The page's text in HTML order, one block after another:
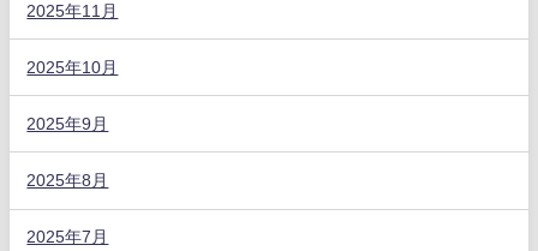
2025年11月
2025年10月
2025年9月
2025年8月
2025年7月